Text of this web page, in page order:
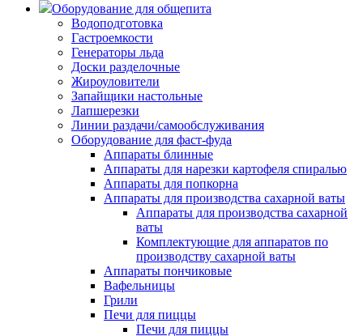
Оборудование для общепита
Водоподготовка
Гастроемкости
Генераторы льда
Доски разделочные
Жироуловители
Запайщики настольные
Лапшерезки
Линии раздачи/самообслуживания
Оборудование для фаст-фуда
Аппараты блинные
Аппараты для нарезки картофеля спиралью
Аппараты для попкорна
Аппараты для производства сахарной ваты
Аппараты для производства сахарной
ваты
Комплектующие для аппаратов по
производству сахарной ваты
Аппараты пончиковые
Вафельницы
Грили
Печи для пиццы
Печи для пиццы